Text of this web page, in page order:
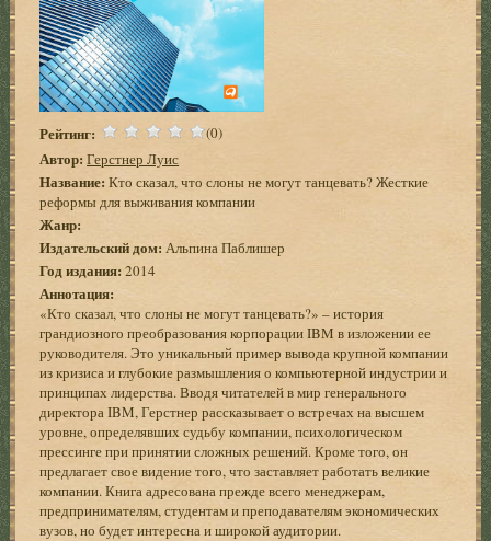
Рейтинг: (0)
Автор: Герстнер Луис
Название: Кто сказал, что слоны не могут танцевать? Жесткие
реформы для выживания компании
Жанр:
Издательский дом:Альпина Паблишер
Год издания:2014
Аннотация:
«Кто сказал, что слоны не могут танцевать?» – история
грандиозного преобразования корпорации IBM в изложении ее
руководителя. Это уникальный пример вывода крупной компании
из кризиса и глубокие размышления о компьютерной индустрии и
принципах лидерства. Вводя читателей в мир генерального
директора IBM, Герстнер рассказывает о встречах на высшем
уровне, определявших судьбу компании, психологическом
прессинге при принятии сложных решений. Кроме того, он
предлагает свое видение того, что заставляет работать великие
компании. Книга адресована прежде всего менеджерам,
предпринимателям, студентам и преподавателям экономических
вузов, но будет интересна и широкой аудитории.